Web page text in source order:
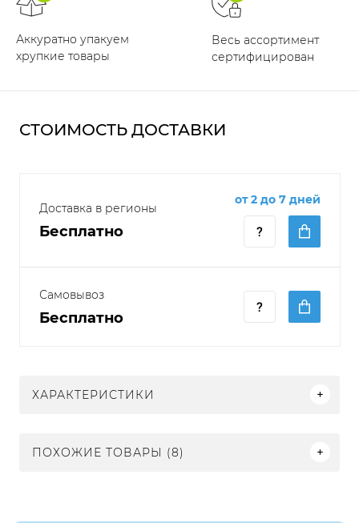
Аккуратно упакуем
хрупкие товары
Весь ассортимент
сертифицирован
СТОИМОСТЬ ДОСТАВКИ
Доставка в регионы
Бесплатно
от 2 до 7 дней
Самовывоз
Бесплатно
ХАРАКТЕРИСТИКИ
ПОХОЖИЕ ТОВАРЫ (8)